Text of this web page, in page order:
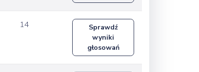
14
Sprawdź
wyniki
głosowań